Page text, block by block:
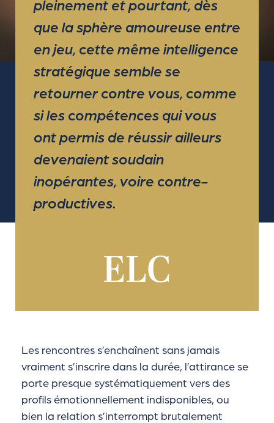
pleinement et pourtant, dès
que la sphère amoureuse entre
en jeu, cette même intelligence
stratégique semble se
retourner contre vous, comme
si les compétences qui vous
ont permis de réussir ailleurs
devenaient soudain
inopérantes, voire contre-
productives.
ELC
Les rencontres s’enchaînent sans jamais
vraiment s’inscrire dans la durée, l’attirance se
porte presque systématiquement vers des
profils émotionnellement indisponibles, ou
bien la relation s’interrompt brutalement